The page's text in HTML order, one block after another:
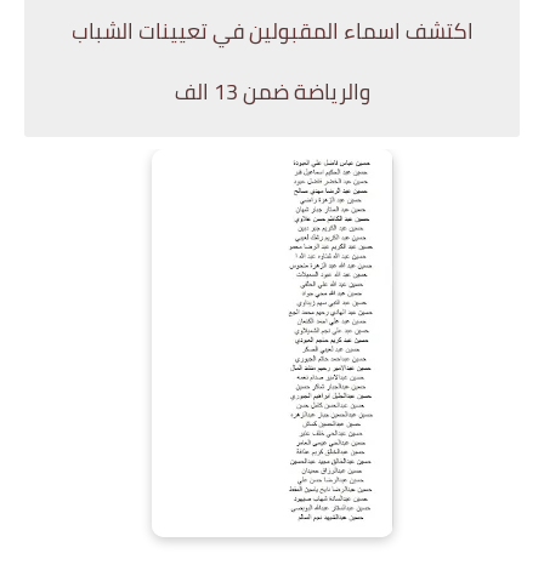
اكتشف اسماء المقبولين في تعيينات الشباب
والرياضة ضمن 13 الف